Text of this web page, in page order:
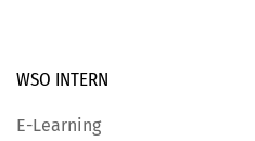
WSO INTERN
E-Learning